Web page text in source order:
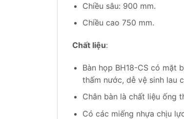
Chiều sâu: 900 mm.
Chiều cao 750 mm.
Chất liệu:
Bàn họp BH18-CS có mặt
thấm nước, dễ vệ sinh lau
Chân bàn là chất liệu ống
Có các miếng nhựa chịu